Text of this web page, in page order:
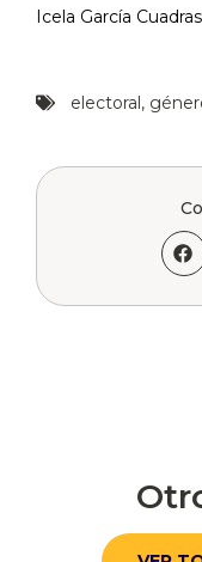
Icela García
electoral,